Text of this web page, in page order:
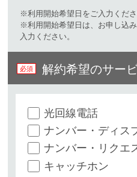
※利用開始希望日をご入力くだ
※利用開始希望日は、お申し込
入力ください。
解約希望のサー
光回線電話
ナンバー・ディス
ナンバー・リクエ
キャッチホン